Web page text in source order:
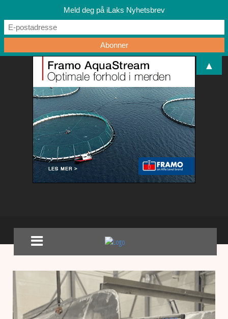
Meld deg på iLaks Nyhetsbrev
▲